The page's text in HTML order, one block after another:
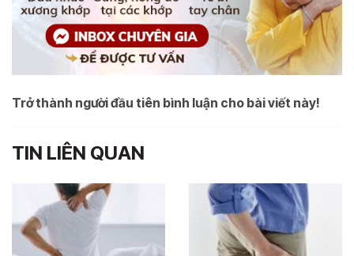
Trở thành người đầu tiên bình luận cho bài viết này!
TIN LIÊN QUAN